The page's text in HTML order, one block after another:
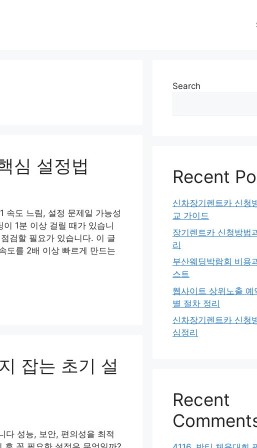
심 설정법
속도 느림, 설정 문제일 가능성
1분 이상 걸릴 때가 있습니
검할 필요가 있습니다. 이 글
도를 2배 이상 빠르게 만드는
잡는 초기 설
다 성능, 보안, 편의성을 최적
Search
Recent
신차장기렌트카 신청
교 가이드
장기렌트카 신청방법
리
부산웨딩박람회 비용
스트
웹사이트 상위노출 예
별 절차 정리
신차장기렌트카 신청
심정리
Recent